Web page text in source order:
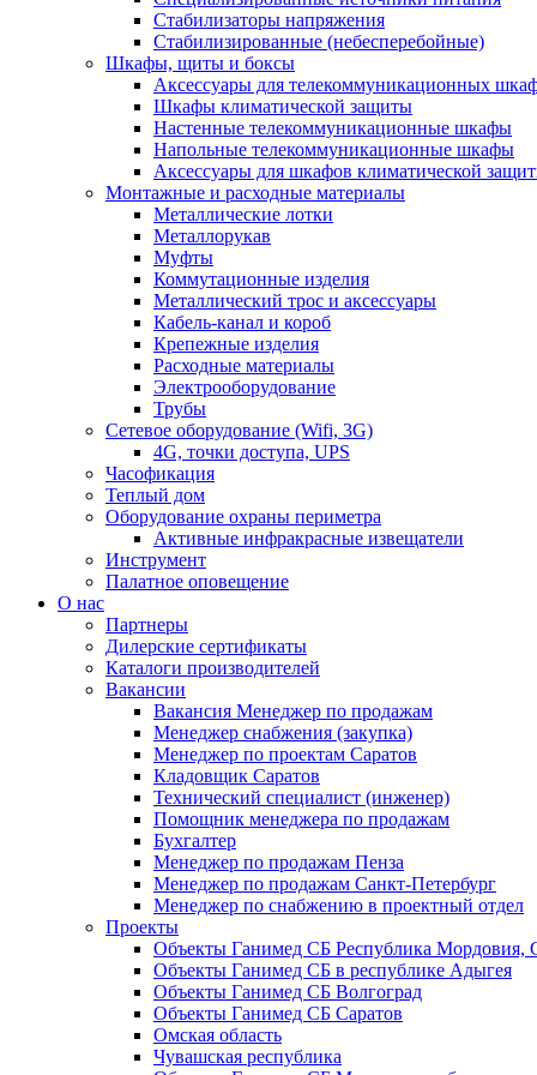
Стабилизаторы напряжения
Стабилизированные (небесперебойные)
Шкафы, щиты и боксы
Аксессуары для телекоммуникационных
Шкафы климатической защиты
Настенные телекоммуникационные шкафы
Напольные телекоммуникационные шкафы
Аксессуары для шкафов климатической
Монтажные и расходные материалы
Металлические лотки
Металлорукав
Муфты
Коммутационные изделия
Металлический трос и аксессуары
Кабель-канал и короб
Крепежные изделия
Расходные материалы
Электрооборудование
Трубы
Сетевое оборудование (Wifi, 3G)
4G, точки доступа, UPS
Часофикация
Теплый дом
Оборудование охраны периметра
Активные инфракрасные извещатели
Инструмент
Палатное оповещение
О нас
Партнеры
Дилерские сертификаты
Каталоги производителей
Вакансии
Вакансия Менеджер по продажам
Менеджер снабжения (закупка)
Менеджер по проектам Саратов
Кладовщик Саратов
Технический специалист (инженер)
Помощник менеджера по продажам
Бухгалтер
Менеджер по продажам Пенза
Менеджер по продажам Санкт-Петербург
Менеджер по снабжению в проектный отдел
Проекты
Объекты Ганимед СБ Республика Мордовия,
Объекты Ганимед СБ в республике Адыгея
Объекты Ганимед СБ Волгоград
Объекты Ганимед СБ Саратов
Омская область
Чувашская республика